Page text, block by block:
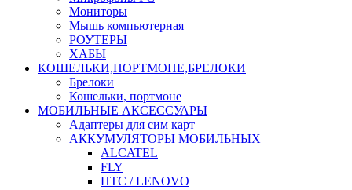
Мониторы
Мышь компьютерная
РОУТЕРЫ
ХАБЫ
КОШЕЛЬКИ,ПОРТМОНЕ,БРЕЛОКИ
Брелоки
Кошельки, портмоне
МОБИЛЬНЫЕ АКСЕССУАРЫ
Адаптеры для сим карт
АККУМУЛЯТОРЫ МОБИЛЬНЫХ
ALCATEL
FLY
HTC / LENOVO